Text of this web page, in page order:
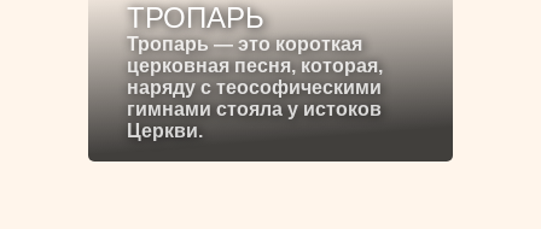
ТРОПАРЬ
Тропарь — это короткая
церковная песня, которая,
наряду с теософическими
гимнами стояла у истоков
Церкви.